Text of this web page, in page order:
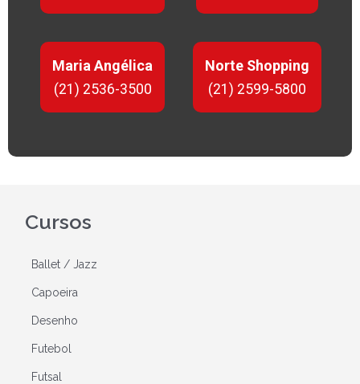
Maria Angélica
(21) 2536-3500
Norte Shopping
(21) 2599-5800
Cursos
Ballet / Jazz
Capoeira
Desenho
Futebol
Futsal